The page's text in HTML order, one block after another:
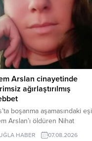
Arslan cinayetinde
ağırlaştırılmış
boşanma aşamasındaki eşi
Arslan’ı öldüren Nihat
ilk duruşmada indirimsiz
HABER 07.08.2026